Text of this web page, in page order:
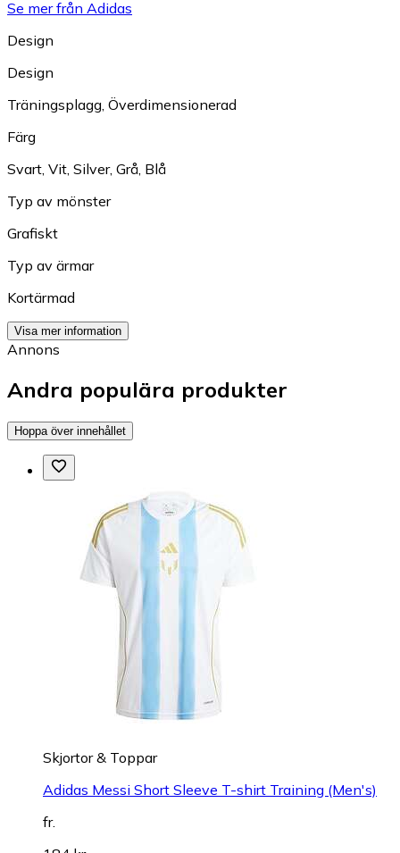
Se mer från Adidas
Design
Design
Träningsplagg, Överdimensionerad
Färg
Svart, Vit, Silver, Grå, Blå
Typ av mönster
Grafiskt
Typ av ärmar
Kortärmad
Visa mer information
Annons
Andra populära produkter
Hoppa över innehållet
Skjortor & Toppar
Adidas Messi Short Sleeve T-shirt Training (Men's)
fr.